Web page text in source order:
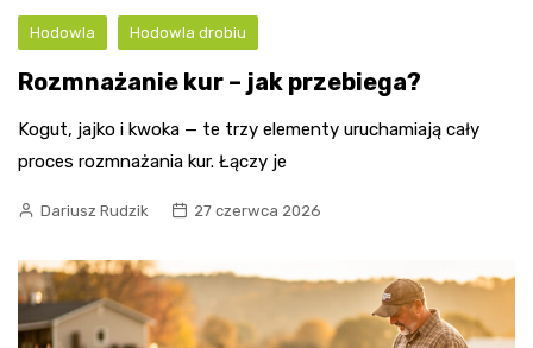
Hodowla Hodowla drobiu
Rozmnażanie kur – jak przebiega?
Kogut, jajko i kwoka — te trzy elementy uruchamiają cały
proces rozmnażania kur. Łączy je
Dariusz Rudzik 27 czerwca 2026